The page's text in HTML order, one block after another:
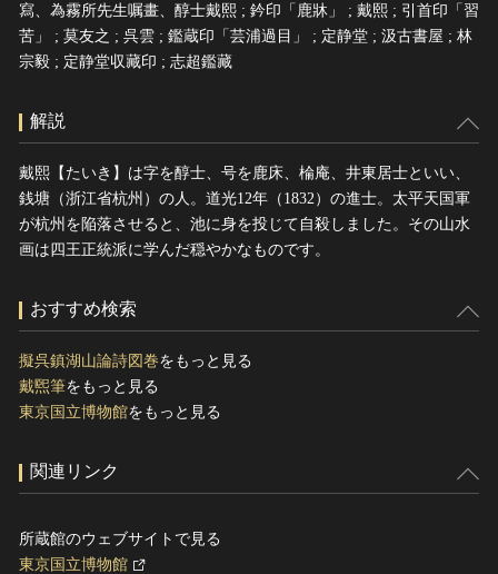
寫、為霧所先生嘱畫、醇士戴熙 ; 鈐印「鹿牀」 ; 戴熙 ; 引首印「習
苦」 ; 莫友之 ; 呉雲 ; 鑑蔵印「芸浦過目」 ; 定静堂 ; 汲古書屋 ; 林
宗毅 ; 定静堂収藏印 ; 志超鑑藏
解説
戴熙【たいき】は字を醇士、号を鹿床、棆庵、井東居士といい、
銭塘（浙江省杭州）の人。道光12年（1832）の進士。太平天国軍
が杭州を陥落させると、池に身を投じて自殺しました。その山水
画は四王正統派に学んだ穏やかなものです。
おすすめ検索
擬呉鎮湖山論詩図巻をもっと見る
戴煕筆をもっと見る
東京国立博物館をもっと見る
関連リンク
所蔵館のウェブサイトで見る
東京国立博物館